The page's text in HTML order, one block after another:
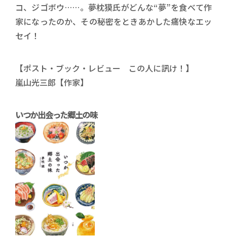
コ、ジゴボウ……。夢枕獏氏がどんな“夢”を食べて作
家になったのか、その秘密をときあかした痛快なエッ
セイ！
【ポスト・ブック・レビュー この人に訊け！】
嵐山光三郎【作家】
いつか出会った郷土の味